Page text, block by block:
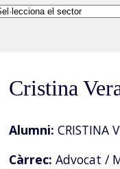
Cristina
Alumni: CRISTINA
Càrrec: Advocat /